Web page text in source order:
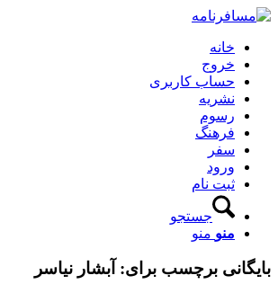
خانه
خروج
حساب کاربری
نشریه
رسوم
فرهنگ
سفر
ورود
ثبت نام
جستجو
منو منو
بایگانی برچسب برای: آبشار نیاسر